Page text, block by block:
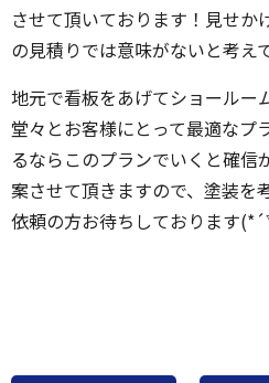
させて頂いております！見せか
の見積りでは意味がないと考え
地元で看板をあげてショールー
堂々とお客様にとって最適なプ
るならこのプランでいくと確信
案させて頂きますので、塗装を
依頼の方お待ちしております